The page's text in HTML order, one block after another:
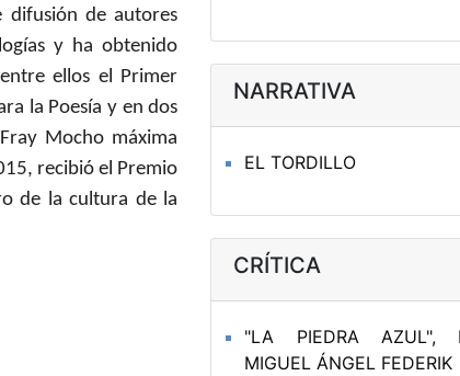
difusión de autores
y ha obtenido
ellos el Primer
la Poesía y en dos
Mocho máxima
recibió el Premio
de la cultura de la
NARRATIVA
EL TORDILLO
CRÍTICA
"LA PIEDRA AZUL",
MIGUEL ÁNGEL FEDERIK